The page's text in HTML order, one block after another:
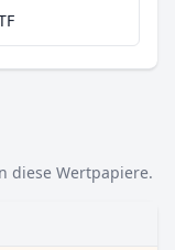
diese Wertpapiere.